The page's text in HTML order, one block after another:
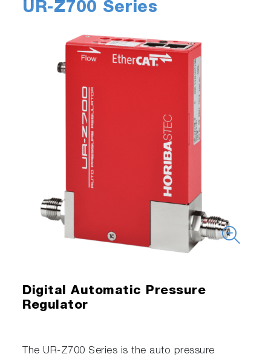
UR-Z700 Series
Digital Automatic Pressure
Regulator
The UR-Z700 Series is the auto pressure